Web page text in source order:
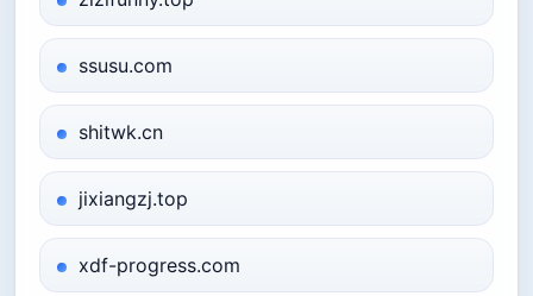
ssusu.com
shitwk.cn
jixiangzj.top
xdf-progress.com